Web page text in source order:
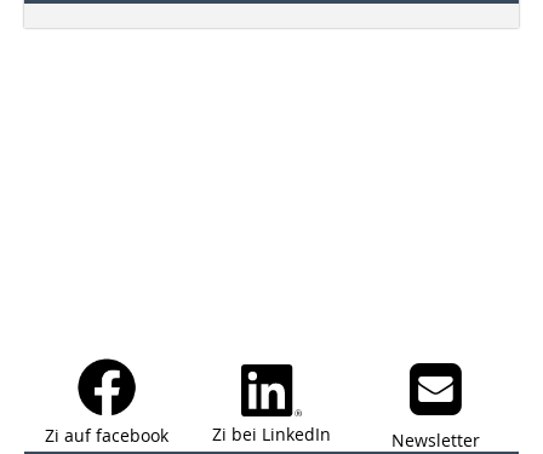
Zi auf facebook Zi bei LinkedIn Newsletter